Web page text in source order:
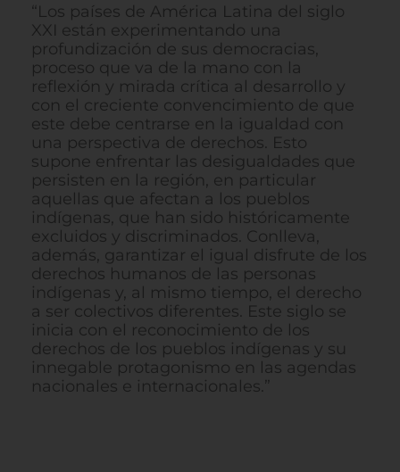
“Los países de América Latina del siglo
XXI están experimentando una
profundización de sus democracias,
proceso que va de la mano con la
reflexión y mirada crítica al desarrollo y
con el creciente convencimiento de que
este debe centrarse en la igualdad con
una perspectiva de derechos. Esto
supone enfrentar las desigualdades que
persisten en la región, en particular
aquellas que afectan a los pueblos
indígenas, que han sido históricamente
excluidos y discriminados. Conlleva,
además, garantizar el igual disfrute de los
derechos humanos de las personas
indígenas y, al mismo tiempo, el derecho
a ser colectivos diferentes. Este siglo se
inicia con el reconocimiento de los
derechos de los pueblos indígenas y su
innegable protagonismo en las agendas
nacionales e internacionales.”